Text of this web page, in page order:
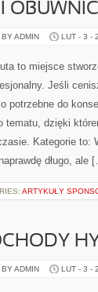
ADMIN LUT - 3 -
to miejsce
Jeśli
potrzebne do
tematu, dzięki
Kategorie to:
długo, ale
ARTYKUŁY
ADMIN LUT - 3 -